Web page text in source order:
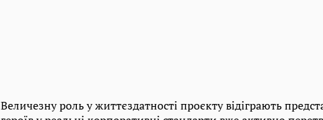
Величезну роль у життєздатності проєкту відіграють